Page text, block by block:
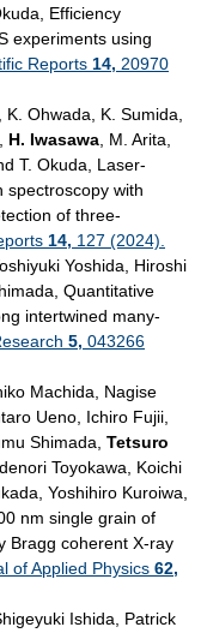
Efficiency
experiments using
Reports 14, 20970
K. Ohwada, K. Sumida,
H. Iwasawa, M. Arita,
T. Okuda, Laser-
spectroscopy with
of three-
14, 127 (2024).
Yoshida, Hiroshi
Quantitative
intertwined many-
5, 043266
Machida, Nagise
Ueno, Ichiro Fujii,
Shimada, Tetsuro
Toyokawa, Koichi
Yoshihiro Kuroiwa,
nm single grain of
Bragg coherent X-ray
of Applied Physics 62,
Ishida, Patrick